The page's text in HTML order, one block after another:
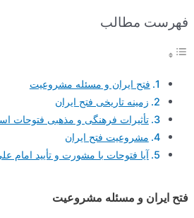
فهرست مطالب
فتح ایران و مسئله مشروعیت
زمینه تاریخی فتح ایران
تأثیرات فرهنگی و مذهبی فتوحات
مشروعیت فتح ایران
آیا فتوحات با مشورت و تأیید امام
فتح ایران و مسئله مشروعیت